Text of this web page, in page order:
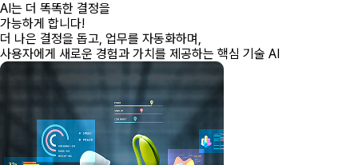
AI는 더 똑똑한 결정을
가능하게 합니다!
더 나은 결정을 돕고, 업무를 자동화하며,
사용자에게 새로운 경험과 가치를 제공하는 핵심 기술 AI